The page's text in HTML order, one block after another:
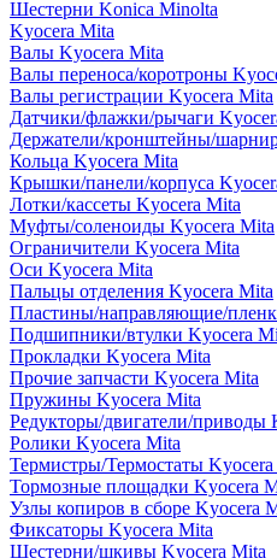
Шестерни Konica Minolta
Kyocera Mita
Валы Kyocera Mita
Валы переноса/коротроны
Валы регистрации Kyocera Mita
Датчики/флажки/рычаги
Держатели/кронштейны/
Кольца Kyocera Mita
Крышки/панели/корпуса
Лотки/кассеты Kyocera Mita
Муфты/соленоиды Kyocera Mita
Ограничители Kyocera Mita
Оси Kyocera Mita
Пальцы отделения Kyocera Mita
Пластины/направляющие/
Подшипники/втулки Kyocera
Прокладки Kyocera Mita
Прочие запчасти Kyocera Mita
Пружины Kyocera Mita
Редукторы/двигатели/приводы
Ролики Kyocera Mita
Термистры/Термостаты
Тормозные площадки Kyocera
Узлы копиров в сборе Kyocera
Фиксаторы Kyocera Mita
Шестерни/шкивы Kyocera Mita